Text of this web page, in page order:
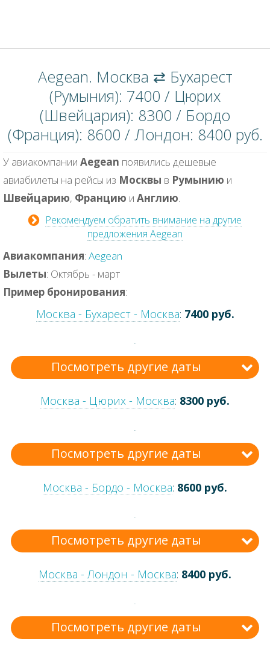
Aegean. Москва ⇄ Бухарест
(Румыния): 7400 / Цюрих
(Швейцария): 8300 / Бордо
(Франция): 8600 / Лондон: 8400 руб.
У авиакомпании Aegean появились дешевые
авиабилеты на рейсы из Москвы в Румынию и
Швейцарию, Францию и Англию.
Рекомендуем обратить внимание на другие
предложения Aegean
Авиакомпания: Aegean
Вылеты: Октябрь - март
Пример бронирования:
Москва - Бухарест - Москва: 7400 руб.
Посмотреть другие даты
Москва - Цюрих - Москва: 8300 руб.
Посмотреть другие даты
Москва - Бордо - Москва: 8600 руб.
Посмотреть другие даты
Москва - Лондон - Москва: 8400 руб.
Посмотреть другие даты